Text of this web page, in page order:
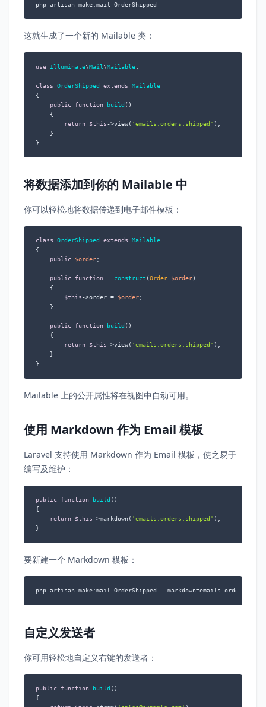
php artisan make:mail OrderShipped
这就生成了一个新的 Mailable 类：
use Illuminate\Mail\Mailable;
class OrderShipped extends
Mailable
{
public
function build ( )
{
return
$this->view( 'emails.orders.shipped' );
    }
}
将数据添加到你的 Mailable 中
你可以轻松地将数据传递到电子邮件模板：
class OrderShipped extends
Mailable
{
public
$order;
public function __construct (Order $order)
{
$this->order = $order;
    }
public function build ( )
{
return
$this->view( 'emails.orders.shipped' );
    }
}
Mailable 上的公开属性将在视图中自动可用。
使用 Markdown 作为 Email 模板
Laravel 支持使用 Markdown 作为 Email 模板，使之易于
编写及维护：
public function build (
{
return
$this->markdown( 'emails.orders.shipped' );
}
要新建一个 Markdown 模板：
php artisan make:mail OrderShipped --
自定义发送者
你可用轻松地自定义右键的发送者：
public function build (
{